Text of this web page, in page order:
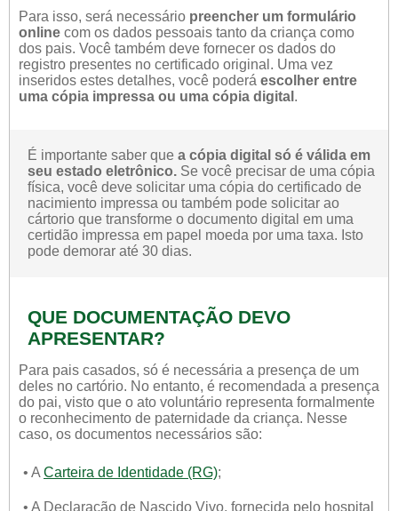
Para isso, será necessário preencher um formulário
online com os dados pessoais tanto da criança como
dos pais. Você também deve fornecer os dados do
registro presentes no certificado original. Uma vez
inseridos estes detalhes, você poderá escolher entre
uma cópia impressa ou uma cópia digital .
É importante saber que a cópia digital só é válida em
seu estado eletrônico. Se você precisar de uma cópia
física, você deve solicitar uma cópia do certificado de
nacimiento impressa ou também pode solicitar ao
cártorio que transforme o documento digital em uma
certidão impressa em papel moeda por uma taxa. Isto
pode demorar até 30 dias.
QUE DOCUMENTAÇÃO DEVO
APRESENTAR?
Para pais casados, só é necessária a presença de um
deles no cartório. No entanto, é recomendada a presença
do pai, visto que o ato voluntário representa formalmente
o reconhecimento de paternidade da criança. Nesse
caso, os documentos necessários são:
• A Carteira de Identidade (RG);
• A Declaração de Nascido Vivo, fornecida pelo hospital